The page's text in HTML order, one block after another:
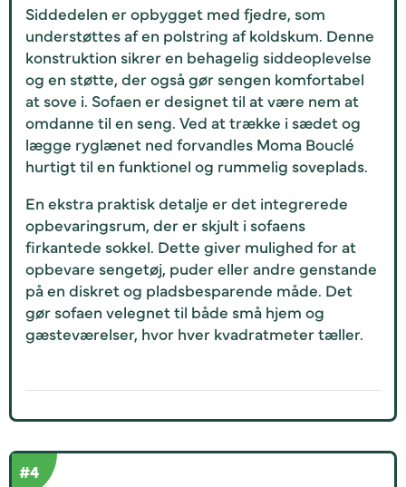
Siddedelen er opbygget med fjedre, som
understøttes af en polstring af koldskum. Denne
konstruktion sikrer en behagelig siddeoplevelse
og en støtte, der også gør sengen komfortabel
at sove i. Sofaen er designet til at være nem at
omdanne til en seng. Ved at trække i sædet og
lægge ryglænet ned forvandles Moma Bouclé
hurtigt til en funktionel og rummelig soveplads.
En ekstra praktisk detalje er det integrerede
opbevaringsrum, der er skjult i sofaens
firkantede sokkel. Dette giver mulighed for at
opbevare sengetøj, puder eller andre genstande
på en diskret og pladsbesparende måde. Det
gør sofaen velegnet til både små hjem og
gæsteværelser, hvor hver kvadratmeter tæller.